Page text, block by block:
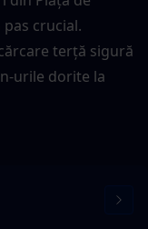
pas crucial.
terță sigură
urile dorite la